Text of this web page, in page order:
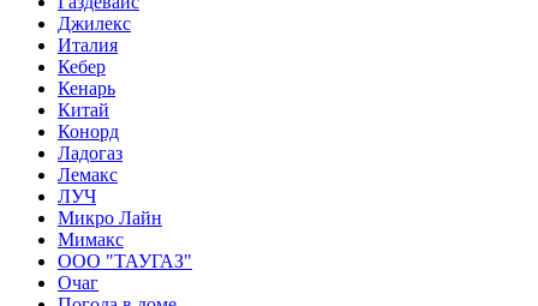
Джилекс
Италия
Кебер
Кенарь
Китай
Конорд
Ладогаз
Лемакс
ЛУЧ
Микро Лайн
Мимакс
ООО "ТАУГАЗ"
Очаг